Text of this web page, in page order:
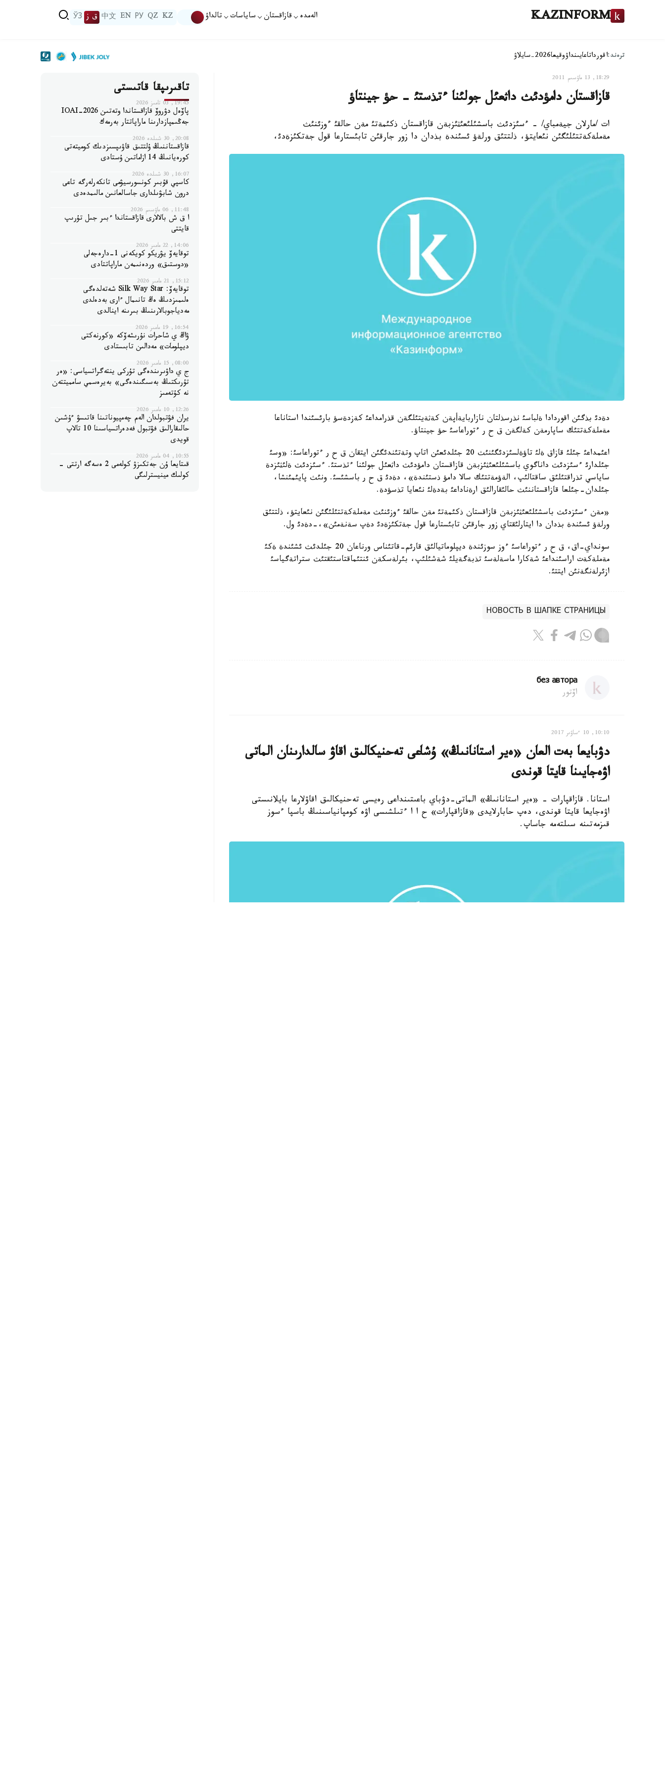
KAZINFORM الەمدە قازاقستان ساياسات تالداۋ KZ
QZ
РУ
EN
中文 ق ز ЎЗ
ترەند:اقورداتاعايىنداۋوقيعا2026-سايلاۋ
18:29, 13 ماۋسىم 2011
قازاقستان دامؤدئث داثعئل جولئنا ءتذستئ - حؤ جينتاؤ
ات /مارلان جيةمباي/ - ءسئزدئث باسشئلئعئثئزبةن قازاقستان ذكئمةتئ مةن حالقئ ءوزئنئث
مةملةكةتتئلئگئن نئعايتؤ، ذلتتئق ورلةؤ ئسئندة بذدان دا زور جارقئن تابئستارعا قول جةتكئزةدئ،
دةدئ بذگئن اقوردادا ةلباسئ نذرسذلتان نازاربايةأپةن كةثةيتئلگةن قذرامداعئ كةزدةسؤ بارئسئندا استاناعا
مةملةكةتتئك ساپارمةن كةلگةن ق ح ر ءتوراعاسئ حؤ جينتاؤ.
اعئمداعئ جئلئ قازاق ةلئ تاؤةلسئزدئگئنئث 20 جئلدئعئن اتاپ وتةتئندئگئن ايتقان ق ح ر ءتوراعاسئ: «وسئ
جئلدارئ ءسئزدئث داناگوي باسشئلئعئثئزبةن قازاقستان دامؤدئث داثعئل جولئنا ءتذستئ. ءسئزدئث ةلئثئزدة
ساياسي تذراقتئلئق ساقتالئپ، الةؤمةتتئك سالا دامؤ ذستئندة»، دةدئ ق ح ر باسشئسئ. ونئث پايئمئنشا،
جئلدان-جئلعا قازاقستاننئث حالئقارالئق ارةناداعئ بةدةلئ نئعايا تذسؤدة.
«مةن ءسئزدئث باسشئلئعئثئزبةن قازاقستان ذكئمةتئ مةن حالقئ ءوزئنئث مةملةكةتتئلئگئن نئعايتؤ، ذلتتئق
ورلةؤ ئسئندة بذدان دا ايتارلئقتاي زور جارقئن تابئستارعا قول جةتكئزةدئ دةپ سةنةمئن»،-دةدئ ول.
سونداي-اق، ق ح ر ءتوراعاسئ ءوز سوزئندة ديپلوماتيالئق قارئم-قاتئناس ورناعان 20 جئلدئث ئشئندة ةكئ
مةملةكةت اراسئنداعئ شةكارا ماسةلةسئ تذبةگةيلئ شةشئلئپ، بئرلةسكةن ئنتئماقتاستئقتئث ستراتةگياسئ
ازئرلةنگةنئن ايتتئ.
НОВОСТЬ В ШАПКЕ СТРАНИЦЫ
без автора
اۆتور
10:10, 10 ءساۋىر 2017
دۋبايعا بەت العان «ەير استانانىڭ» ۇشاعى تەحنيكالىق اقاۋ سالدارىنان الماتى
اۋەجايىنا قايتا قوندى
استانا. قازاقپارات - «ەير استانانىڭ» الماتى-دۋباي باعىتىنداعى رەيسى تەحنيكالىق اقاۋلارعا بايلانىستى
اۋەجايعا قايتا قوندى، دەپ حابارلايدى «قازاقپارات» ح ا ا ءتىلشىسى اۋە كومپانياسىنىڭ باسپا ءسوز
قىزمەتىنە سىلتەمە جاساپ.
تاقىرىپقا قاتىستى
19:45, 03 تامىز 2026
پاۆەل دۋروۆ قازاقستاندا وتەتىن IOAI-2026
جەڭىمپازدارىنا ماراپاتتار بەرمەك
20:08, 30 شىلدە 2026
قازاقستاننىڭ ۇلتتىق قاۋىپسىزدىك كوميتەتى
كورەيانىڭ 14 ازاماتىن ۇستادى
16:07, 30 شىلدە 2026
كاسپي قۇبىر كونسورسيۋمى تانكەرلەرگە تاعى
درون شابۋىلدارى جاسالعانىن مالىمدەدى
11:48, 06 ماۋسىم 2026
ا ق ش بالالارى قازاقستاندا ءبىر جىل تۇرىپ
قايتتى
14:06, 22 مامىر 2026
توقايەۆ يۋريكو كويكەنى 1-دارەجەلى
«دوستىق» وردەنىمەن ماراپاتتادى
15:12, 21 مامىر 2026
توقايەۆ: Silk Way Star شەتەلدەگى
ەلىمىزدىڭ ەڭ تانىمال ءارى بەدەلدى
مەدياجوبالارىنىڭ بىرىنە اينالدى
16:54, 19 مامىر 2026
ۋاڭ ي شاحرات نۇرىشەۆكە «كورنەكتى
ديپلومات» مەدالىن تابىستادى
08:00, 15 مامىر 2026
ج ي داۋىرىندەگى تۇركى ينتەگراتسياسى: «ەر
تۇرىكتىڭ بەسىگىندەگى» بەيرەسمي سامميتتەن
نە كۇتەمىز
12:26, 10 مامىر 2026
يران فۋتبولدان الەم چەمپيوناتىنا قاتىسۋ ءۇشىن
حالىقارالىق فۋتبول فەدەراتسياسىنا 10 تالاپ
قويدى
10:55, 04 مامىر 2026
قىتايعا ۇن جەتكىزۋ كولەمى 2 ەسەگە ارتتى -
كولىك مينيسترلىگى